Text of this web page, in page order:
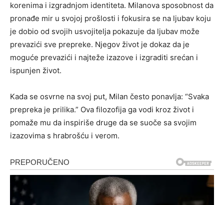
korenima i izgradnjom identiteta. Milanova sposobnost da
pronađe mir u svojoj prošlosti i fokusira se na ljubav koju
je dobio od svojih usvojitelja pokazuje da ljubav može
prevazići sve prepreke. Njegov život je dokaz da je
moguće prevazići i najteže izazove i izgraditi srećan i
ispunjen život.
Kada se osvrne na svoj put, Milan često ponavlja: “Svaka
prepreka je prilika.” Ova filozofija ga vodi kroz život i
pomaže mu da inspiriše druge da se suoče sa svojim
izazovima s hrabrošću i verom.